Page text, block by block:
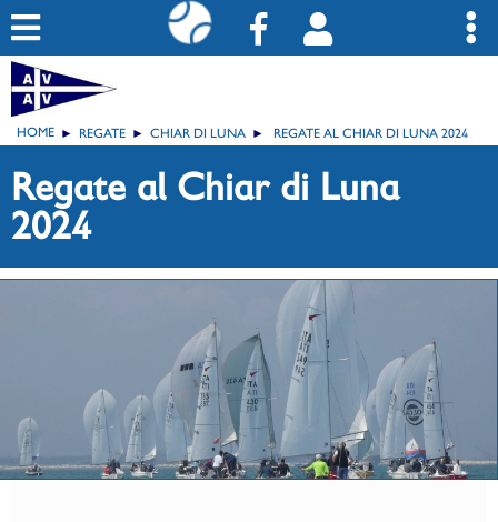
HOME REGATE CHIAR DI LUNA REGATE AL CHIAR DI LUNA 2024
Regate al Chiar di Luna
2024